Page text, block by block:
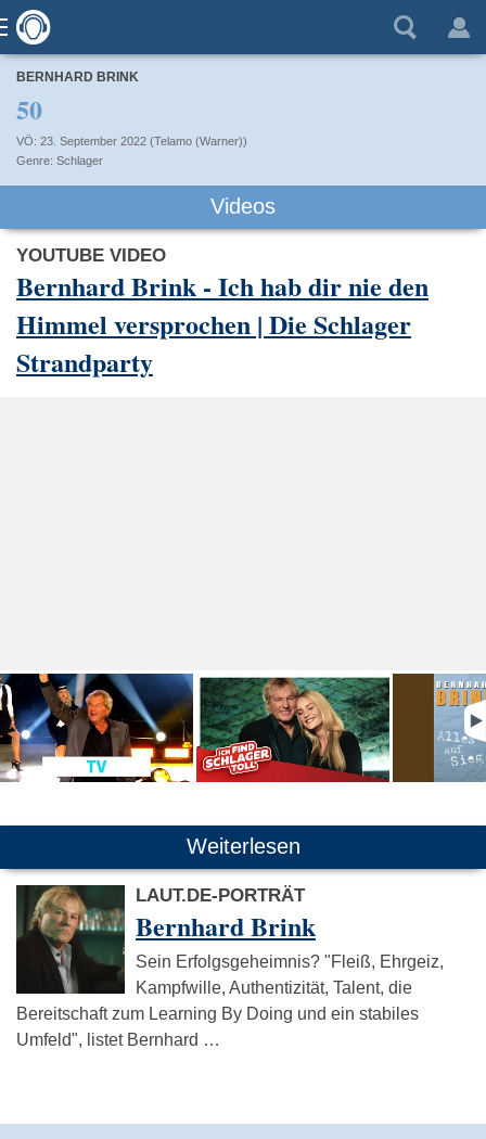
BERNHARD BRINK
50
VÖ: 23. September 2022 (Telamo (Warner))
Schlager
Videos
YOUTUBE VIDEO
Bernhard Brink - Ich hab dir nie den
Himmel versprochen | Die Schlager
Strandparty
Weiterlesen
LAUT.DE-PORTRÄT
Bernhard Brink
Sein Erfolgsgeheimnis? "Fleiß, Ehrgeiz,
Kampfwille, Authentizität, Talent, die
Bereitschaft zum Learning By Doing und ein stabiles
Umfeld", listet Bernhard …